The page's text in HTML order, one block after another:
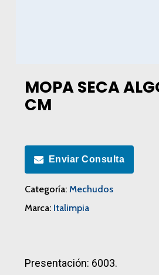
MOPA SECA
CM
Enviar Consulta
Categoría: Mechudos
Marca: Italimpia
Presentación: 6003.